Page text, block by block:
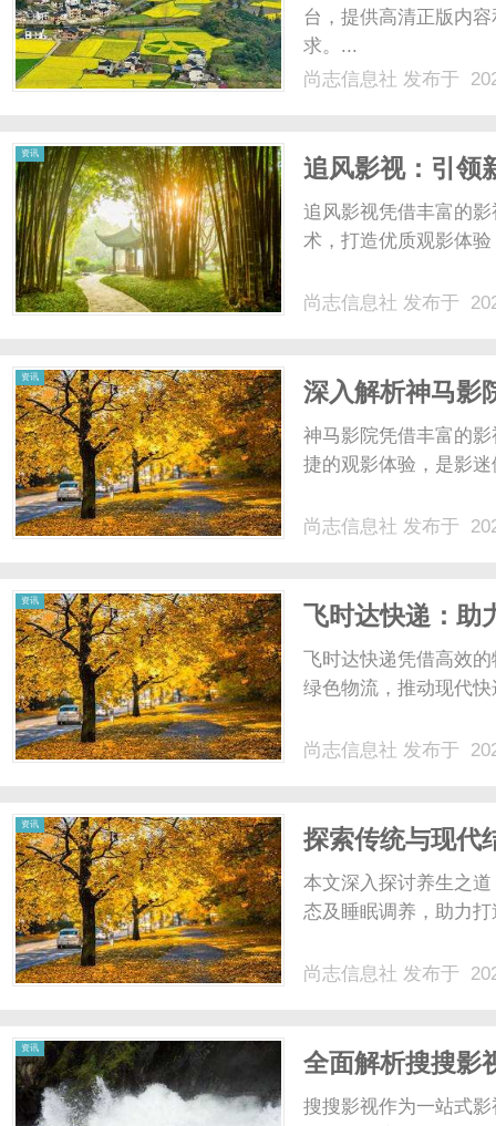
台，提供高清正版内
求。...
尚志信息社 发布于
资讯
追风影视：引领
追风影视凭借丰富的
术，打造优质观影体
尚志信息社 发布于
资讯
深入解析神马影
神马影院凭借丰富的
捷的观影体验，是影
尚志信息社 发布于
资讯
飞时达快递：助
飞时达快递凭借高效
绿色物流，推动现代
尚志信息社 发布于
资讯
探索传统与现代
诀
本文深入探讨养生之
态及睡眠调养，助力
尚志信息社 发布于
资讯
全面解析搜搜影
搜搜影视作为一站式